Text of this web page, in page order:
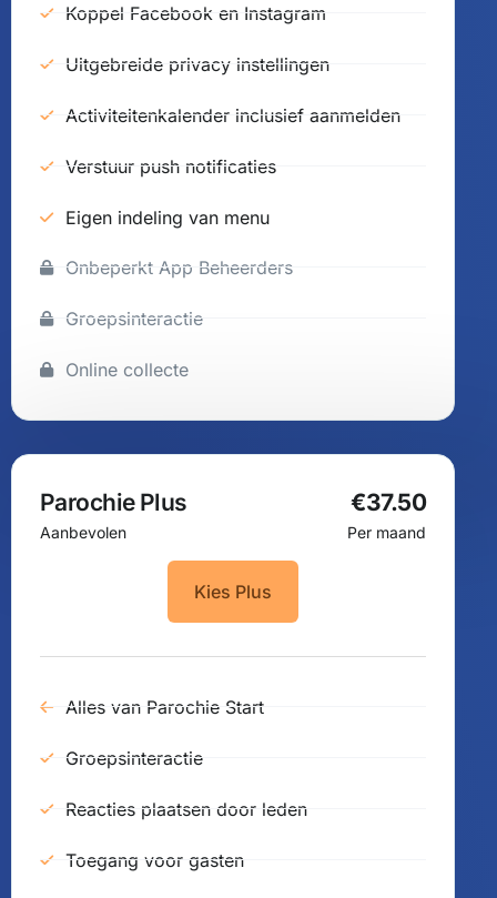
Koppel Facebook en Instagram
Uitgebreide privacy instellingen
Activiteitenkalender inclusief aanmelden
Verstuur push notificaties
Eigen indeling van menu
Onbeperkt App Beheerders
Groepsinteractie
Online collecte
Parochie Plus €37.50
Aanbevolen Per maand
Kies Plus
Alles van Parochie Start
Groepsinteractie
Reacties plaatsen door leden
Toegang voor gasten